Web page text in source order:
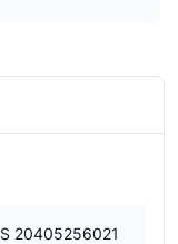
20405256021